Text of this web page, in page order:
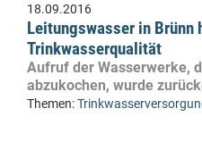
18.09.2016
Leitungswasser in Brünn
Trinkwasserqualität
Aufruf der Wasserwerke,
abzukochen, wurde
Themen: